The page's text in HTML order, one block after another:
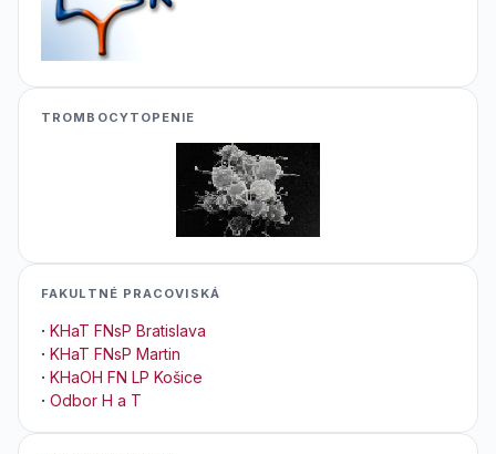
TROMBOCYTOPENIE
FAKULTNÉ PRACOVISKÁ
· KHaT FNsP Bratislava
· KHaT FNsP Martin
· KHaOH FN LP Košice
· Odbor H a T